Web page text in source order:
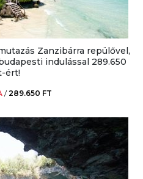
Zanzibárra repülővel,
indulással 289.650
ért!
/289.650 FT